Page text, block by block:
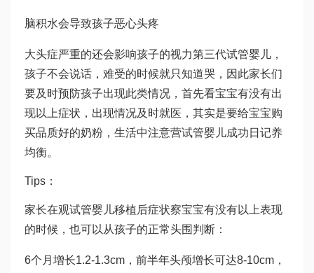
脑积水会导致孩子恶心头疼
大头症严重的还会影响孩子的视力第三代试管婴儿 ，
孩子不会说话，难受的时候就只知道哭，因此家长们
要及时预防孩子出现此类情况，首先看宝宝有没有出
现以上症状，出现情况及时就医，其实是要给宝宝购
买品质好的奶粉，生活中注意营试管婴儿成功日记养
均衡。
Tips：
家长在观试管婴儿移植后症状察宝宝有没有以上表现
的时候，也可以从孩子的正常头围判断：
6个月增长1.2-1.3cm，前半年头颅增长可达8-10cm，